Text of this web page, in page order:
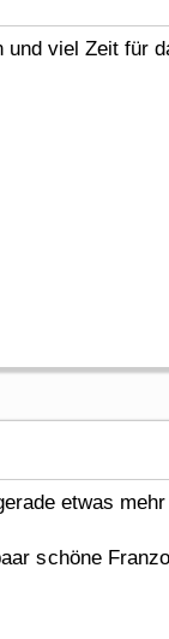
viel Zeit für
etwas
schöne